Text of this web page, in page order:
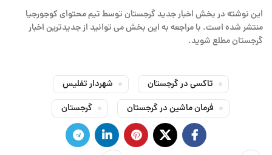
این نوشته در بخش اخبار جدید گرجستان توسط تیم محتوای کوجورجیا
منتشر شده است. با مراجعه به این بخش می توانید از جدیدترین اخبار
گرجستان مطلع شوید.
تاکسی در گرجستان
شهردار تفلیس
فرمان ماشین در گرجستان
گرجستان